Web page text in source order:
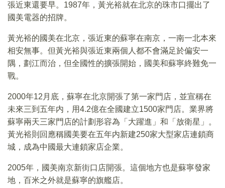
張近東還要早。1987年，黃光裕就在北京的珠市口擺出了
國美電器的招牌。
黃光裕的國美在北京，張近東的蘇寧在南京，一南一北本來
相安無事。但黃光裕與張近東兩個人都不會滿足於偏安一
隅，劃江而治，但全國性的擴張開始，國美和蘇寧終難免一
戰。
2000年12月底，蘇寧在北京開張了第一家門店，並宣稱在
未來三到五年内，用4.2億在全國建立1500家門店。業界將
蘇寧兩天三家門店的計劃形容為「大躍進」和「放衛星」。
黃光裕則回應稱國美要在五年内新建250家大型家店連鎖商
城，成為中國最大連鎖家店企業。
2005年，國美南京新街口店開張。這個地方也是蘇寧發家
地，百米之外就是蘇寧的旗艦店。